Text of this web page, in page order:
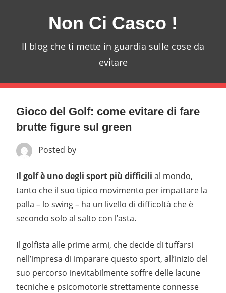
Non Ci Casco !
Il blog che ti mette in guardia sulle cose da
evitare
Gioco del Golf: come evitare di fare
brutte figure sul green
Posted by
Il golf è uno degli sport più difficili al mondo,
tanto che il suo tipico movimento per impattare la
palla – lo swing – ha un livello di difficoltà che è
secondo solo al salto con l’asta.
Il golfista alle prime armi, che decide di tuffarsi
nell’impresa di imparare questo sport, all’inizio del
suo percorso inevitabilmente soffre delle lacune
tecniche e psicomotorie strettamente connesse